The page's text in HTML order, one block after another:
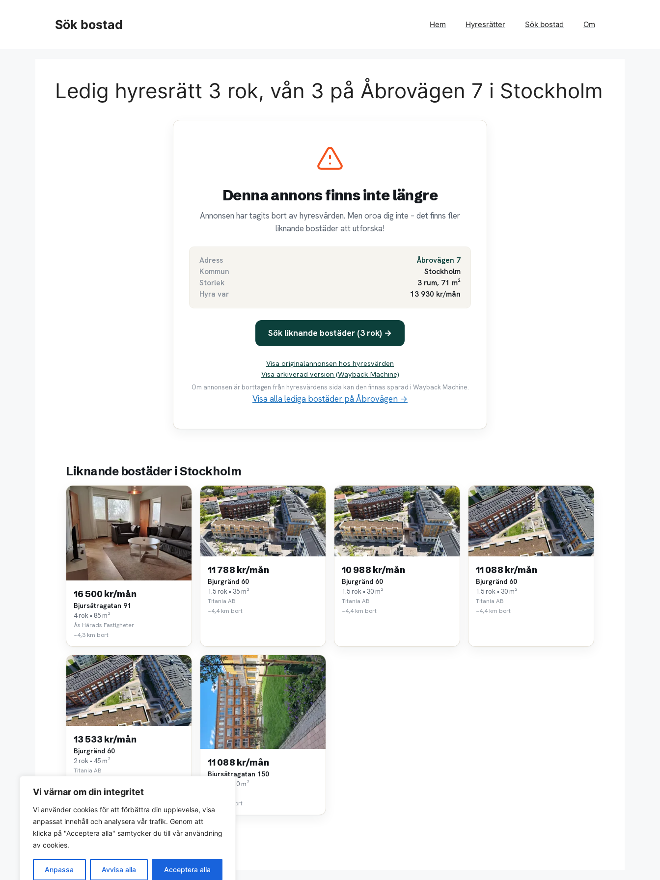
Vi värnar om din integritet
Vi använder cookies för att förbättra din upplevelse, visa
anpassat innehåll och analysera vår trafik. Genom att
klicka på "Acceptera alla" samtycker du till vår användning
av cookies.
Anpassa Avvisa alla Acceptera alla
Sök bostad Hem Hyresrätter Sök bostad Om
Ledig hyresrätt 3 rok, vån 3 på Åbrovägen 7 i Stockholm
Denna annons finns inte längre
Annonsen har tagits bort av hyresvärden. Men oroa dig inte – det finns fler
liknande bostäder att utforska!
Adress
Åbrovägen 7
Kommun
Stockholm
Storlek
3 rum, 71 m²
Hyra var
13 930 kr/mån
Sök liknande bostäder (3 rok) →
Visa originalannonsen hos hyresvärden
Visa arkiverad version (Wayback Machine)
Om annonsen är borttagen från hyresvärdens sida kan den finnas sparad i Wayback Machine.
Visa alla lediga bostäder på Åbrovägen →
Liknande bostäder i Stockholm
16 500 kr/mån
Bjursätragatan 91
4 rok • 85 m²
Ås Härads Fastigheter
~4,3 km bort
11 788 kr/mån
Bjurgränd 60
1.5 rok • 35 m²
Titania AB
~4,4 km bort
10 988 kr/mån
Bjurgränd 60
1.5 rok • 30 m²
Titania AB
~4,4 km bort
11 088 kr/mån
Bjurgränd 60
1.5 rok • 30 m²
Titania AB
~4,4 km bort
13 533 kr/mån
Bjurgränd 60
2 rok • 45 m²
Titania AB
11 088 kr/mån
Bjursätragatan 150
1.5 rok • 30 m²
~4,4 km bort